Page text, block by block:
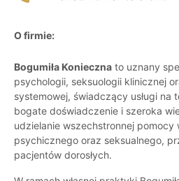
O firmie:
Bogumiła Konieczna to uznany
psychologii, seksuologii klinicznej
systemowej, świadczący usługi na
bogate doświadczenie i szeroka
udzielanie wszechstronnej pomocy
psychicznego oraz seksualnego,
pacjentów dorosłych.